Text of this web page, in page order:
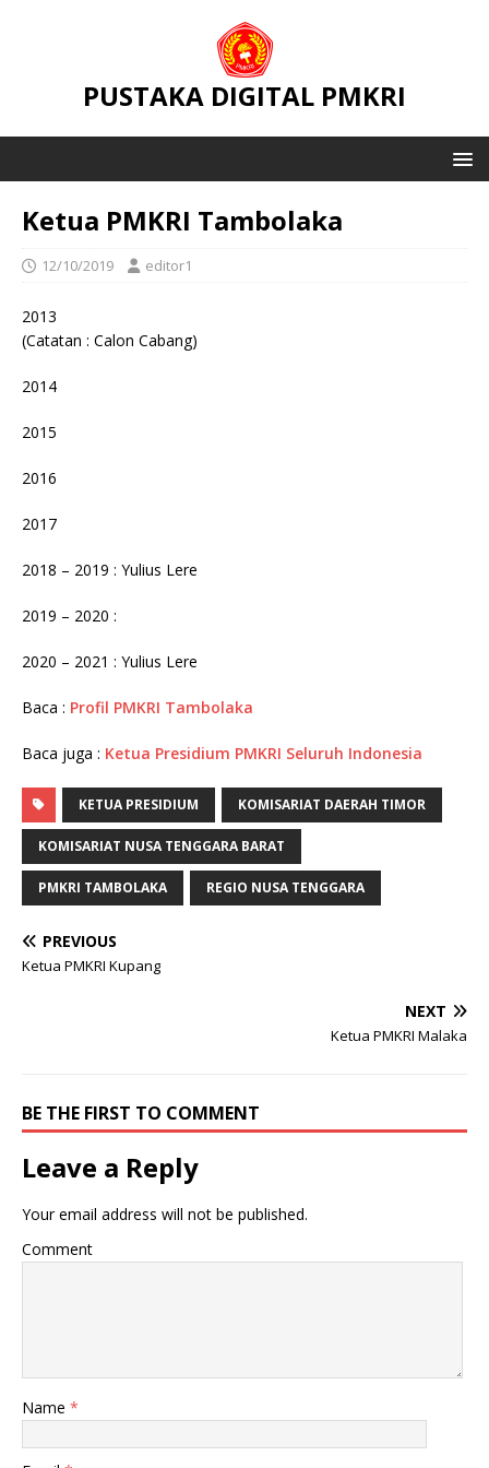
PUSTAKA DIGITAL PMKRI
Ketua PMKRI Tambolaka
12/10/2019 editor1
2013
(Catatan : Calon Cabang)
2014
2015
2016
2017
2018 – 2019 : Yulius Lere
2019 – 2020 :
2020 – 2021 : Yulius Lere
Baca : Profil PMKRI Tambolaka
Baca juga : Ketua Presidium PMKRI Seluruh Indonesia
KETUA PRESIDIUM KOMISARIAT DAERAH TIMOR
KOMISARIAT NUSA TENGGARA BARAT
PMKRI TAMBOLAKA REGIO NUSA TENGGARA
PREVIOUS
Ketua PMKRI Kupang
NEXT
Ketua PMKRI Malaka
BE THE FIRST TO COMMENT
Leave a Reply
Your email address will not be published.
Comment
Name *